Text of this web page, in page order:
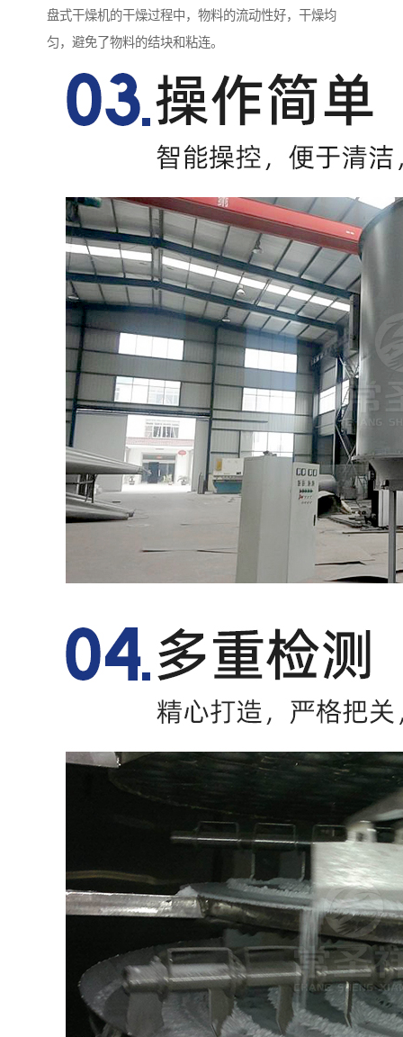
盘式干燥机的干燥过程中，物料的流动性好，干燥均
匀，避免了物料的结块和粘连。